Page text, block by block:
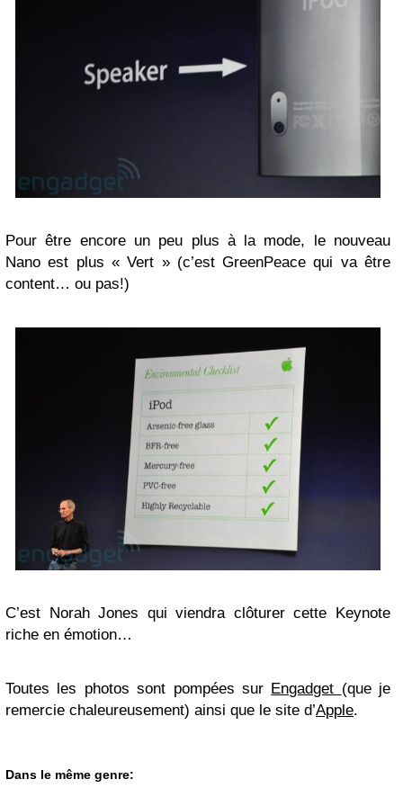
Pour être encore un peu plus à la mode, le nouveau
Nano est plus « Vert » (c’est GreenPeace qui va être
content… ou pas!)
C’est Norah Jones qui viendra clôturer cette Keynote
riche en émotion…
Toutes les photos sont pompées sur Engadget (que je
remercie chaleureusement) ainsi que le site d’Apple.
Dans le même genre: